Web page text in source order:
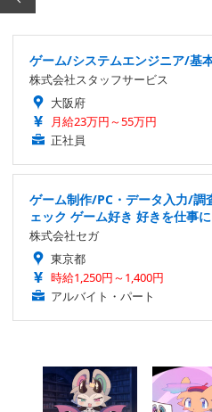
ゲーム/システムエンジニア/
株式会社スタッフサービス
大阪府
月給23万円～55万円
正社員
ゲーム制作/PC・データ入力/調
ェック ゲーム好き 好きを仕事
株式会社セガ
東京都
時給1,250円～1,400円
アルバイト・パート